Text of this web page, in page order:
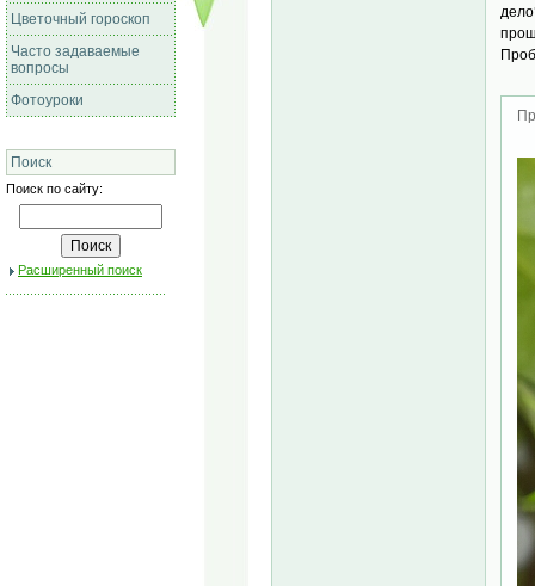
Цветочный гороскоп
Часто задаваемые
вопросы
Фотоуроки
Поиск
Поиск по сайту:
Расширенный поиск